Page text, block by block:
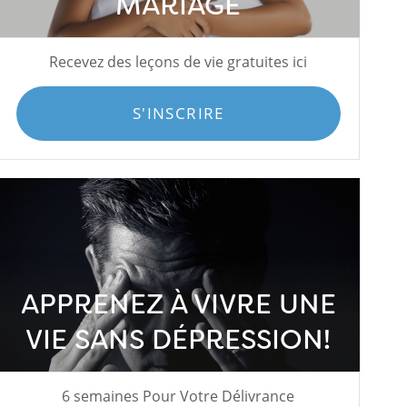
Recevez des leçons de vie gratuites ici
S'INSCRIRE
APPRENEZ À VIVRE UNE
VIE SANS DÉPRESSION!
6 semaines Pour Votre Délivrance